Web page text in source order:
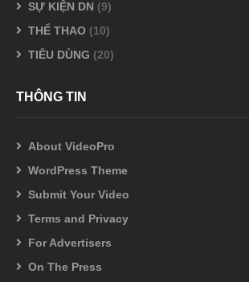
SỰ KIỆN DN (9)
THỂ THAO (10)
TIÊU DÙNG (20)
THÔNG TIN
About VideoPro
WordPress Theme
Submit Your Video
Terms and Privacy
For Advertisers
On The Press